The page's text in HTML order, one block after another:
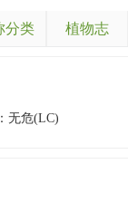
分类 植物志
： 无危(LC)